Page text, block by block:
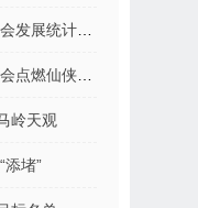
岭天观
添堵”